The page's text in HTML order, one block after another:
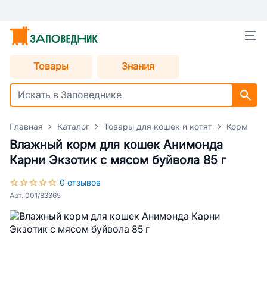
Товары Знания
Главная Каталог Товары для кошек и котят Корм
Влажный корм для кошек Анимонда
Карни Экзотик с мясом буйвола 85 г
0 отзывов
Арт. 001/83365